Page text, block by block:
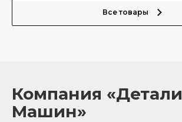
Все товары
Компания «Детали
Машин»